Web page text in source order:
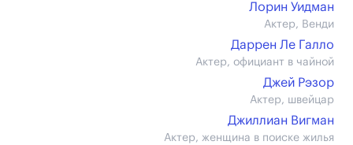
Лорин Уидман
Актер, Венди
Даррен Ле Галло
Актер, официант в чайной
Джей Рэзор
Актер, швейцар
Джиллиан Вигман
Актер, женщина в поиске жилья